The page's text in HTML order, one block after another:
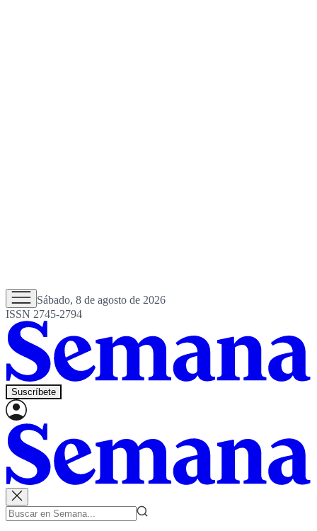
Sábado, 8 de agosto de 2026
ISSN 2745-2794
Suscríbete